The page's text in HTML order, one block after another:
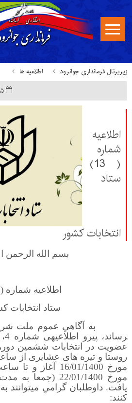
زیرپرتال فرمانداری جوانرود اطلاعیه ها
شنبه
اطلاعيه
شماره
( 13)
ستاد
انتخابات كشور
بسم الله الرحمن
اطلاعيه شماره ( 13)
ستاد انتخابات
عضویت در انتخابات ششمين
يافت. داوطلبان گرامي مي­توانند
کنند: